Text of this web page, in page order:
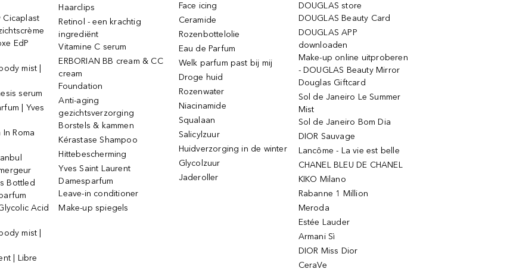
Cicaplast
EdP
mist |
serum
| Yves
Roma
Bottled
Acid
mist |
| Libre
Haarclips
Retinol - een krachtig
ingrediënt
Vitamine C serum
ERBORIAN BB cream & CC
cream
Foundation
Anti-aging
gezichtsverzorging
Borstels & kammen
Kérastase Shampoo
Hittebescherming
Yves Saint Laurent
Damesparfum
Leave-in conditioner
Make-up spiegels
Face icing
Ceramide
Rozenbottelolie
Eau de Parfum
Welk parfum past bij mij
Droge huid
Rozenwater
Niacinamide
Squalaan
Salicylzuur
Huidverzorging in de winter
Glycolzuur
Jaderoller
DOUGLAS store
DOUGLAS Beauty Card
DOUGLAS APP
downloaden
Make-up online uitproberen
- DOUGLAS Beauty Mirror
Douglas Giftcard
Sol de Janeiro Le Summer
Mist
Sol de Janeiro Bom Dia
DIOR Sauvage
Lancôme - La vie est belle
CHANEL BLEU DE CHANEL
KIKO Milano
Rabanne 1 Million
Meroda
Estée Lauder
Armani Sì
DIOR Miss Dior
CeraVe